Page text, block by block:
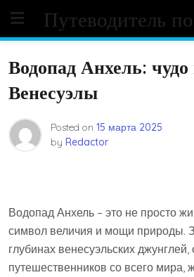
content
Путеводитель
Водопад Анхель:
Венесуэлы
Posted on 15 марта 2025
by Redactor
Водопад Анхель – это не просто
символ величия и мощи природы.
глубинах венесуэльских
путешественников со всего мира,